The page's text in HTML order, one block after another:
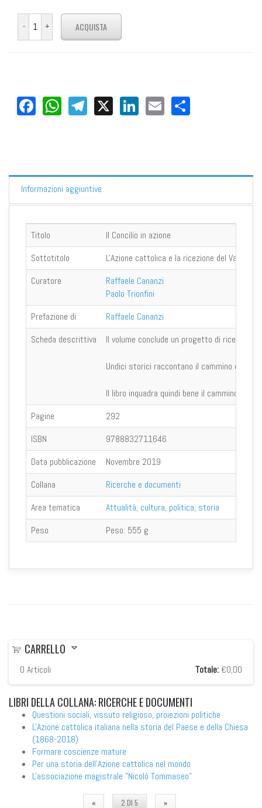
Facebook
WhatsApp
Telegram
X LinkedIn
Email
Informazioni aggiuntive
Titolo
Il Concilio in azione
Sottotitolo
L'Azione cattolica e la ricezione del Vaticano
Curatore
Raffaele Cananzi
Paolo Trionfini
Prefazione di
Raffaele Cananzi
Scheda descrittiva
Il volume conclude un progetto di ricerca
Undici storici raccontano il cammino e
Il libro inquadra quindi bene il cammino
Pagine
292
ISBN
9788832711646
Data pubblicazione
Novembre 2019
Collana
Ricerche e documenti
Area tematica
Attualità, cultura, politica, storia
Peso
Peso: 555 g
CARRELLO
0 Articoli Totale: €0,00
LIBRI DELLA COLLANA: RICERCHE E DOCUMENTI
Questioni sociali, vissuto religioso, proiezioni politiche
L'Azione cattolica italiana nella storia del Paese e della Chiesa
(1868-2018)
Formare coscienze mature
Per una storia dell’Azione cattolica nel mondo
L'associazione magistrale "Nicolò Tommaseo"
« 2 DI 5 »